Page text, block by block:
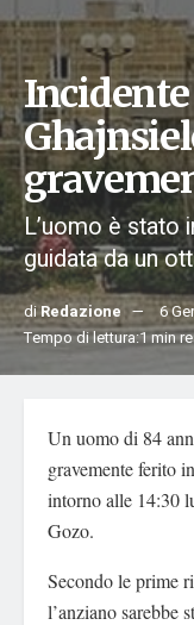
L’uomo è stato
guidata da un
diRedazione 6
Tempo di lettura:1 min
Un uomo di 84
gravemente ferito
intorno alle 14:30
Gozo.
Secondo le prime
l’anziano sarebbe